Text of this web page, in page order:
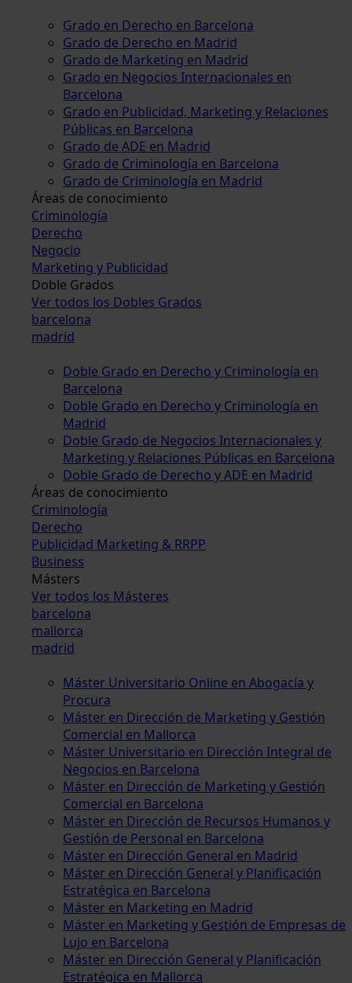
Grado en Derecho en Barcelona
Grado de Derecho en Madrid
Grado de Marketing en Madrid
Grado en Negocios Internacionales en
Barcelona
Grado en Publicidad, Marketing y Relaciones
Públicas en Barcelona
Grado de ADE en Madrid
Grado de Criminología en Barcelona
Grado de Criminología en Madrid
Áreas de conocimiento
Criminología
Derecho
Negocio
Marketing y Publicidad
Doble Grados
Ver todos los Dobles Grados
barcelona
madrid
Doble Grado en Derecho y Criminología en
Barcelona
Doble Grado en Derecho y Criminología en
Madrid
Doble Grado de Negocios Internacionales y
Marketing y Relaciones Públicas en Barcelona
Doble Grado de Derecho y ADE en Madrid
Áreas de conocimiento
Criminología
Derecho
Publicidad Marketing & RRPP
Business
Másters
Ver todos los Másteres
barcelona
mallorca
madrid
Máster Universitario Online en Abogacía y
Procura
Máster en Dirección de Marketing y Gestión
Comercial en Mallorca
Máster Universitario en Dirección Integral de
Negocios en Barcelona
Máster en Dirección de Marketing y Gestión
Comercial en Barcelona
Máster en Dirección de Recursos Humanos y
Gestión de Personal en Barcelona
Máster en Dirección General en Madrid
Máster en Dirección General y Planificación
Estratégica en Barcelona
Máster en Marketing en Madrid
Máster en Marketing y Gestión de Empresas de
Lujo en Barcelona
Máster en Dirección General y Planificación
Estratégica en Mallorca